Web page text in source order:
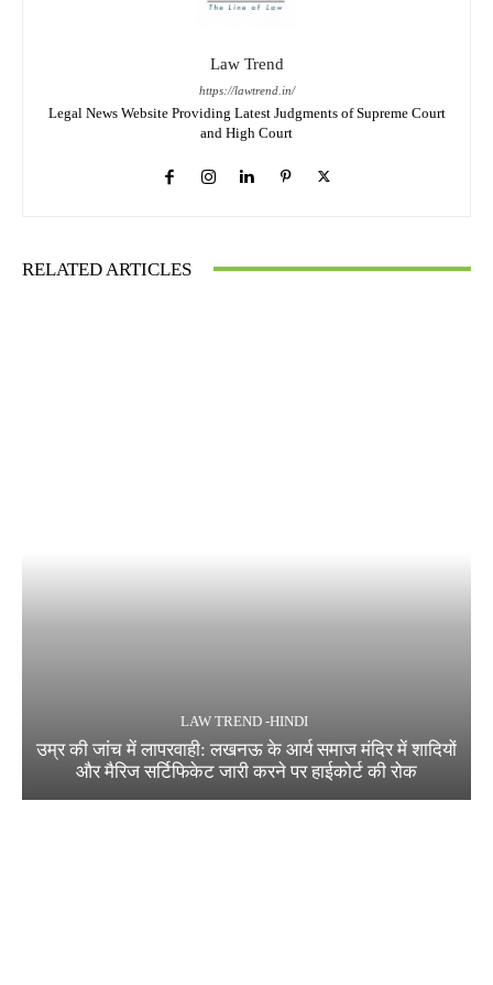
Law Trend
https://lawtrend.in/
Legal News Website Providing Latest Judgments of Supreme Court
and High Court
RELATED ARTICLES
LAW TREND -HINDI
उम्र की जांच में लापरवाही: लखनऊ के आर्य समाज मंदिर में शादियों
और मैरिज सर्टिफिकेट जारी करने पर हाईकोर्ट की रोक